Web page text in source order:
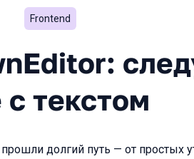
Frontend
с текстом
долгий путь — от простых